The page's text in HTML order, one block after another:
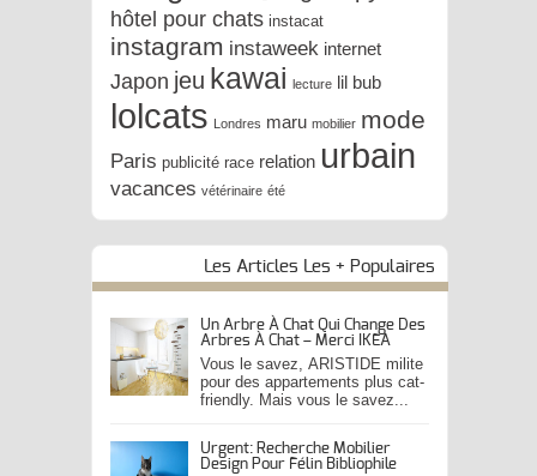
hôtel pour chats instacat
instagram instaweek internet
Japon jeu kawai lecture lil bub
lolcats Londres maru mobilier mode
Paris publicité race relation urbain
vacances vétérinaire été
Les Articles Les + Populaires
Un Arbre À Chat Qui Change Des
Arbres À Chat – Merci IKEA
Vous le savez, ARISTIDE milite
pour des appartements plus cat-
friendly. Mais vous le savez...
Urgent: Recherche Mobilier
Design Pour Félin Bibliophile